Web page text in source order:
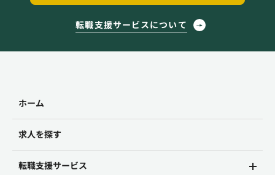
転職支援サービスについて
ホーム
求人を探す
転職支援サービス